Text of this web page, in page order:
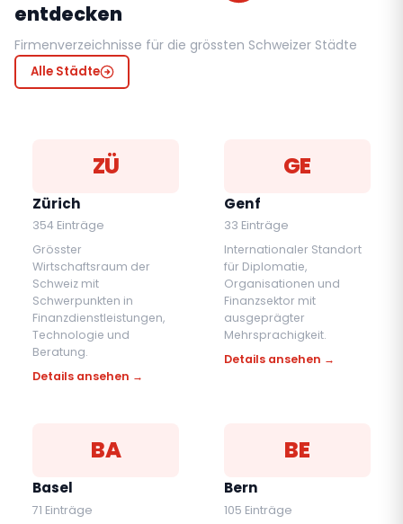
entdecken
Firmenverzeichnisse für die grössten Schweizer Städte
Alle Städte
ZÜ
Zürich
354 Einträge
Grösster
Wirtschaftsraum der
Schweiz mit
Schwerpunkten in
Finanzdienstleistungen,
Technologie und
Beratung.
Details ansehen →
GE
Genf
33 Einträge
Internationaler Standort
für Diplomatie,
Organisationen und
Finanzsektor mit
ausgeprägter
Mehrsprachigkeit.
Details ansehen →
BA
Basel
71 Einträge
BE
Bern
105 Einträge